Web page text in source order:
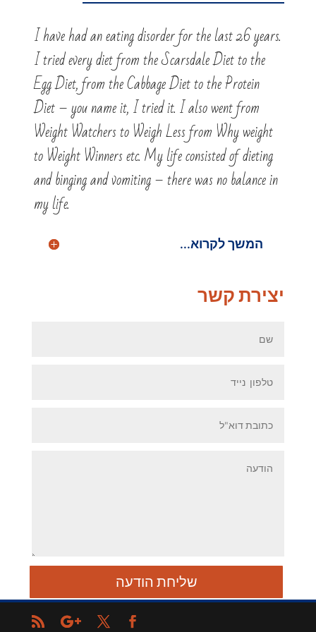
I have had an eating disorder for the last 26 years.
I tried every diet from the Scarsdale Diet to the
Egg Diet, from the Cabbage Diet to the Protein
Diet – you name it, I tried it. I also went from
Weight Watchers to Weigh Less from Why weight
to Weight Winners etc. My life consisted of dieting
and binging and vomiting – there was no balance in
my life.
המשך לקרוא...
יצירת קשר
שליחת הודעה